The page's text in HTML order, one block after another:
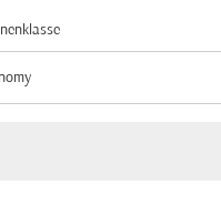
option Economy Selected